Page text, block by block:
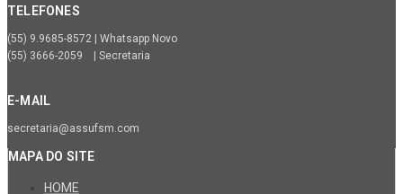
TELEFONES
(55) 9.9685-8572 | Whatsapp Novo
(55) 3666-2059 | Secretaria
E-MAIL
secretaria@assufsm.com
MAPA DO SITE
HOME